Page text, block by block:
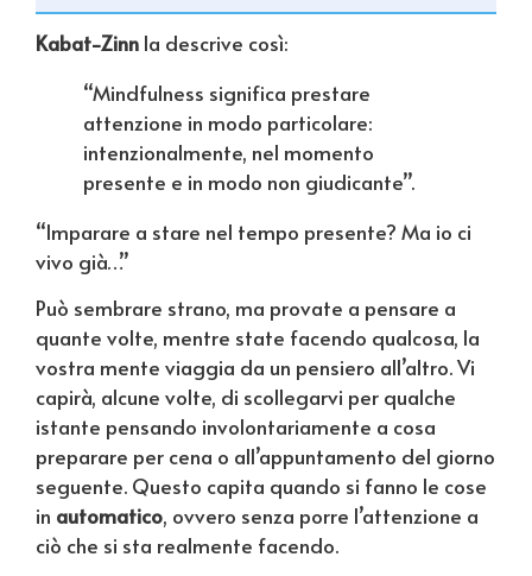
Kabat-Zinn la descrive così:
“Mindfulness significa prestare
attenzione in modo particolare:
intenzionalmente, nel momento
presente e in modo non giudicante”.
“Imparare a stare nel tempo presente? Ma io ci
vivo già…”
Può sembrare strano, ma provate a pensare a
quante volte, mentre state facendo qualcosa, la
vostra mente viaggia da un pensiero all’altro. Vi
capirà, alcune volte, di scollegarvi per qualche
istante pensando involontariamente a cosa
preparare per cena o all’appuntamento del giorno
seguente. Questo capita quando si fanno le cose
in automatico, ovvero senza porre l’attenzione a
ciò che si sta realmente facendo.